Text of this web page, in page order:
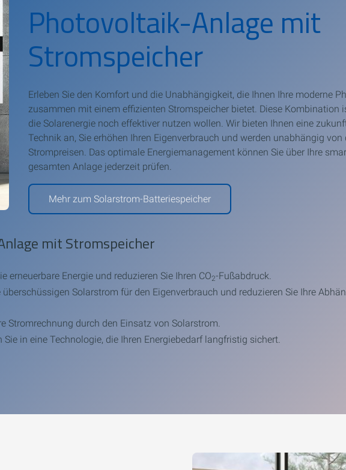
Photovoltaik-Anlage mit
Stromspeicher
Erleben Sie den Komfort und die Unabhängigkeit, die Ihnen Ihre moderne
zusammen mit einem effizienten Stromspeicher bietet. Diese Kombination
die Solarenergie noch effektiver nutzen wollen. Wir bieten Ihnen eine
Technik an, Sie erhöhen Ihren Eigenverbrauch und werden unabhängig von
Strompreisen. Das optimale Energiemanagement können Sie über Ihre
gesamten Anlage jederzeit prüfen.
Mehr zum Solarstrom-Batteriespeicher
mit Stromspeicher
erneuerbare Energie und reduzieren Sie Ihren CO2-Fußabdruck.
überschüssigen Solarstrom für den Eigenverbrauch und reduzieren Sie Ihre
Stromrechnung durch den Einsatz von Solarstrom.
Sie in eine Technologie, die Ihren Energiebedarf langfristig sichert.